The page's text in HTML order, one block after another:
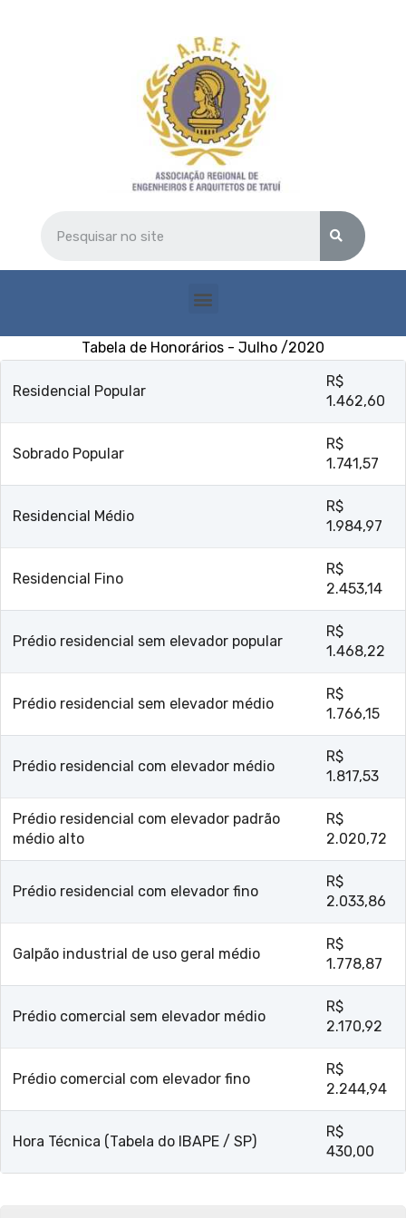
Tabela de Honorários - Julho /2020
Residencial Popular
R$
1.462,60
Sobrado Popular
R$
1.741,57
Residencial Médio
R$
1.984,97
Residencial Fino
R$
2.453,14
Prédio residencial sem elevador popular
R$
1.468,22
Prédio residencial sem elevador médio
R$
1.766,15
Prédio residencial com elevador médio
R$
1.817,53
Prédio residencial com elevador padrão
médio alto
R$
2.020,72
Prédio residencial com elevador fino
R$
2.033,86
Galpão industrial de uso geral médio
R$
1.778,87
Prédio comercial sem elevador médio
R$
2.170,92
Prédio comercial com elevador fino
R$
2.244,94
Hora Técnica (Tabela do IBAPE / SP)
R$
430,00